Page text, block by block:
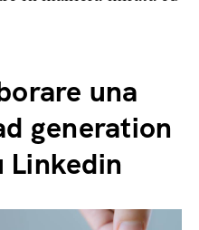
una
generation
Linkedin